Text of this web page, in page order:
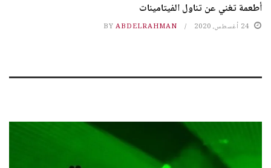
أطعمة تغني عن تناول الفيتامينات
24 أغسطس، 2020 BY ABDELRAHMAN